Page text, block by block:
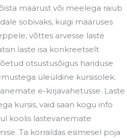
määrust või meelega raiub
sobivaks, kuigi määruses
võttes arvesse laste
laste isa konkreetselt
otsustusõigus hariduse
üleüldine kursisolek.
e-kirjavahetusse. Laste
kursis, vaid saan kogu info
koolis lastevanemate
Ta korraldas esimesel poja